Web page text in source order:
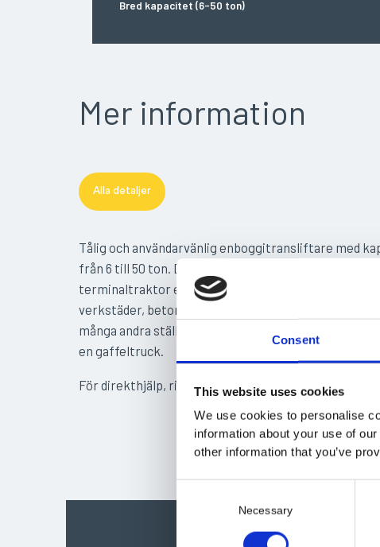
Consent
This website uses cookies
We use cookies to personalise
information about your use of
other information that you’ve
Necessary
Bred kapacitet (6-50 ton)
Mer information
Alla detaljer
Tålig och användarvänlig enboggitransliftare med
från 6 till 50 ton. Dessa kan enkelt manövreras med
terminaltraktor eller hjullastare. Vanliga
verkstäder, betongelementfabriker,
många andra ställen där lasten är för omfattande för
en gaffeltruck.
För direkthjälp, ring våra säljare: +46 19207470